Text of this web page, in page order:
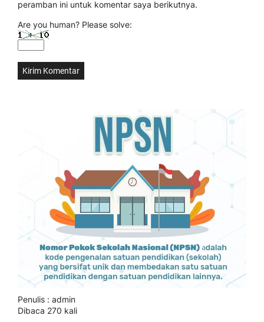
peramban ini untuk komentar saya berikutnya.
Are you human? Please solve:
Penulis : admin
Dibaca 270 kali